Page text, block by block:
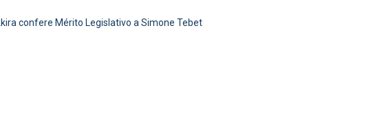
confere Mérito Legislativo a Simone Tebet